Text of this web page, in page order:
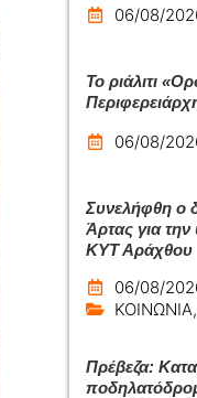
06/08/
Το ριάλιτι
06/08/
Συνελήφθη ο
Άρτας για
ΚΥΤ Αράχθου
06/08/
ΚΟΙΝΩΝΙΑ,
Πρέβεζα: